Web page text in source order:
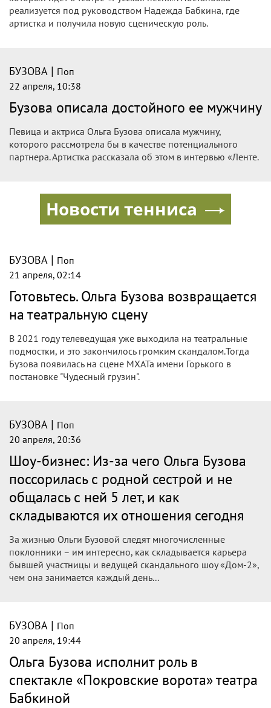
реализуется под руководством Надежда Бабкина, где
артистка и получила новую сценическую роль.
БУЗОВА | Поп
22 апреля, 10:38
Бузова описала достойного ее мужчину
Певица и актриса Ольга Бузова описала мужчину,
которого рассмотрела бы в качестве потенциального
партнера. Артистка рассказала об этом в интервью «Ленте.
БУЗОВА | Поп
21 апреля, 02:14
Готовьтесь. Ольга Бузова возвращается
на театральную сцену
В 2021 году телеведущая уже выходила на театральные
подмостки, и это закончилось громким скандалом.Тогда
Бузова появилась на сцене МХАТа имени Горького в
постановке "Чудесный грузин".
БУЗОВА | Поп
20 апреля, 20:36
Шоу-бизнес: Из-за чего Ольга Бузова
поссорилась с родной сестрой и не
общалась с ней 5 лет, и как
складываются их отношения сегодня
За жизнью Ольги Бузовой следят многочисленные
поклонники – им интересно, как складывается карьера
бывшей участницы и ведущей скандального шоу «Дом-2»,
чем она занимается каждый день...
БУЗОВА | Поп
20 апреля, 19:44
Ольга Бузова исполнит роль в
спектакле «Покровские ворота» театра
Бабкиной
Новости тенниса